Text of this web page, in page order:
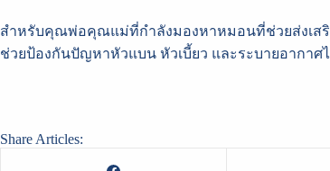
สำหรับคุณพ่อคุณแม่ที่กำลังมองหาหมอนที่ช่วยส่งเส
ช่วยป้องกันปัญหาหัวแบน หัวเบี้ยว และระบายอากา
Share Articles: